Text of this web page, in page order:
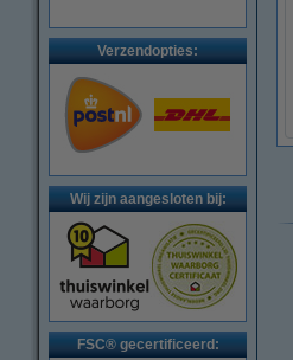
Verzendopties:
Wij zijn aangesloten bij:
FSC® gecertificeerd: